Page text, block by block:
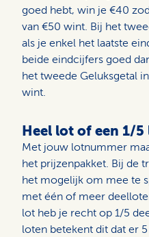
goed hebt, win je €40
van €50 wint. Bij het
als je enkel het laatste
beide eindcijfers goed
het tweede Geluksgetal
wint.
Heel lot of een 1/
Met jouw lotnummer
het prijzenpakket. Bij de
het mogelijk om mee te
met één of meer
lot heb je recht op 1/5
loten betekent dit dat er